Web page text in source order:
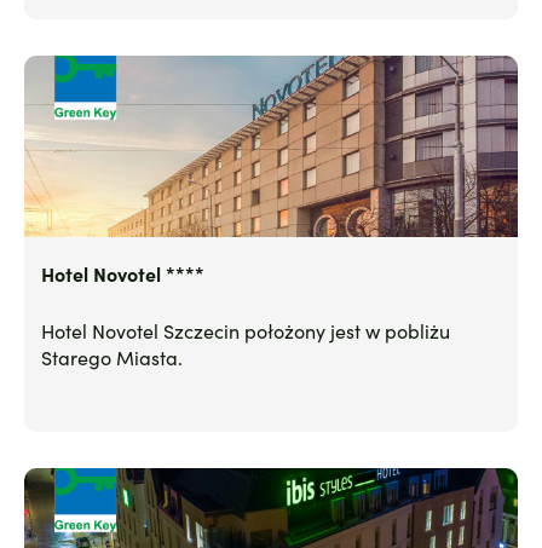
Hotel Novotel ****
Hotel Novotel Szczecin położony jest w pobliżu
Starego Miasta.